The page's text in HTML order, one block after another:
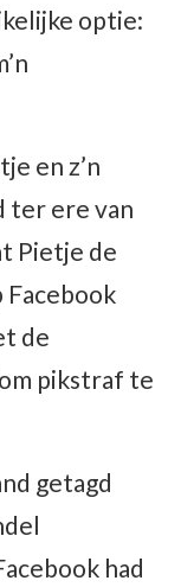
optie:
en z’n
ter ere van
Pietje de
Facebook
de
pikstraf te
getagd
had